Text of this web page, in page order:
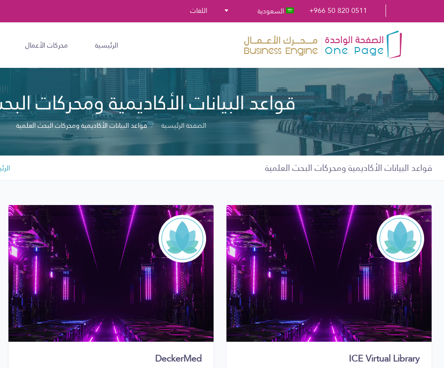
+966 50 820 0511 السعودية اللغات
الرئيسية محركات الأعمال
قواعد البيانات الأكاديمية ومحركات
الصفحة الرئيسية قواعد البيانات الأكاديمية ومحركات البحث العلمية
قواعد البيانات الأكاديمية ومحركات البحث العلمية
ICE Virtual Library
DeckerMed